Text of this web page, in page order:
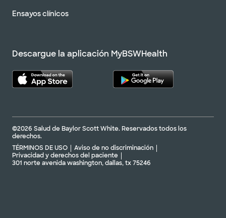
Ensayos clínicos
Descargue la aplicación MyBSWHealth
©2026 Salud de Baylor Scott White. Reservados todos los
derechos.
TÉRMINOS DE USO
Aviso de no discriminación
Privacidad y derechos del paciente
301 norte avenida washington, dallas, tx 75246